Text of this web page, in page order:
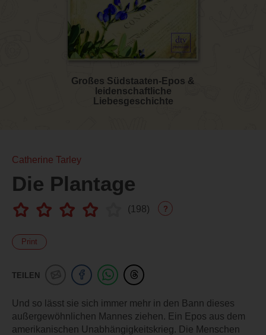
Großes Südstaaten-Epos &
leidenschaftliche
Liebesgeschichte
Catherine Tarley
Die Plantage
(198) ?
Print
TEILEN
Und so lässt sie sich immer mehr in den Bann dieses
außergewöhnlichen Mannes ziehen. Ein Epos aus dem
amerikanischen Unabhängigkeitskrieg. Die Menschen